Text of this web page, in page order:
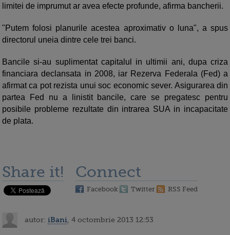
limitei de imprumut ar avea efecte profunde, afirma bancherii.
"Putem folosi planurile acestea aproximativ o luna", a spus
directorul uneia dintre cele trei banci.
Bancile si-au suplimentat capitalul in ultimii ani, dupa criza
financiara declansata in 2008, iar Rezerva Federala (Fed) a
afirmat ca pot rezista unui soc economic sever. Asigurarea din
partea Fed nu a linistit bancile, care se pregatesc pentru
posibile probleme rezultate din intrarea SUA in incapacitate
de plata.
Share it! Connect
Facebook Twitter RSS Feed
autor: iBani , 4 octombrie 2013 12:53